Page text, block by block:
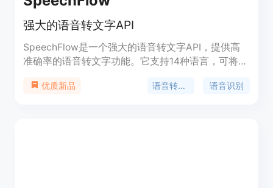
强大的语音转文字API
SpeechFlow是一个强大的语音转文字API，提供高
准确率的语音转文字功能。它支持14种语言，可将语
SpeechFlow的优势在于准确率高、部署简单、可扩
优质新品 语音转文字 语音识别